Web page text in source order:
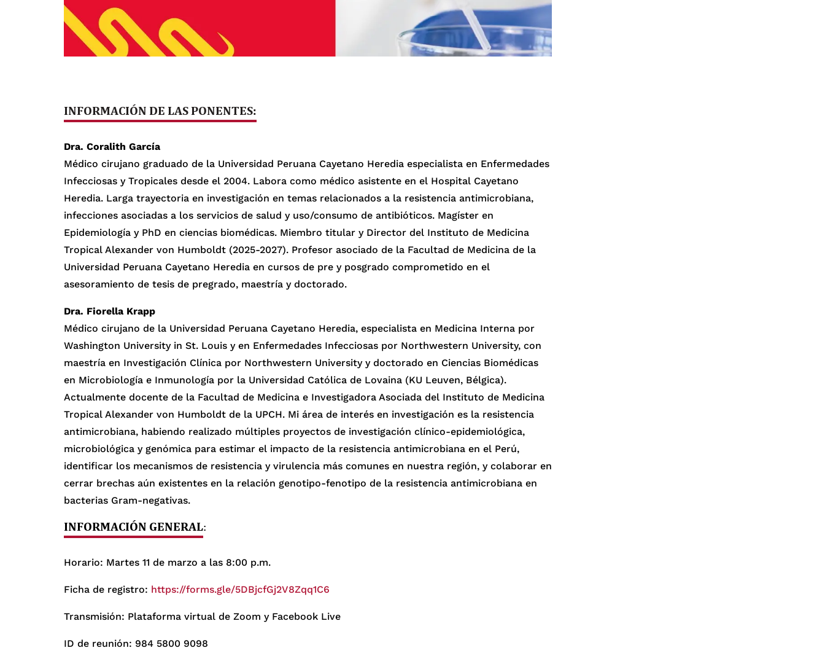
INFORMACIÓN DE LAS PONENTES:
Dra. Coralith García
Médico cirujano graduado de la Universidad Peruana Cayetano Heredia especialista en Enfermedades
Infecciosas y Tropicales desde el 2004. Labora como médico asistente en el Hospital Cayetano
Heredia. Larga trayectoria en investigación en temas relacionados a la resistencia antimicrobiana,
infecciones asociadas a los servicios de salud y uso/consumo de antibióticos. Magíster en
Epidemiología y PhD en ciencias biomédicas. Miembro titular y Director del Instituto de Medicina
Tropical Alexander von Humboldt (2025-2027). Profesor asociado de la Facultad de Medicina de la
Universidad Peruana Cayetano Heredia en cursos de pre y posgrado comprometido en el
asesoramiento de tesis de pregrado, maestría y doctorado.
Dra. Fiorella Krapp
Médico cirujano de la Universidad Peruana Cayetano Heredia, especialista en Medicina Interna por
Washington University in St. Louis y en Enfermedades Infecciosas por Northwestern University, con
maestría en Investigación Clínica por Northwestern University y doctorado en Ciencias Biomédicas
en Microbiología e Inmunología por la Universidad Católica de Lovaina (KU Leuven, Bélgica).
Actualmente docente de la Facultad de Medicina e Investigadora Asociada del Instituto de Medicina
Tropical Alexander von Humboldt de la UPCH. Mi área de interés en investigación es la resistencia
antimicrobiana, habiendo realizado múltiples proyectos de investigación clínico-epidemiológica,
microbiológica y genómica para estimar el impacto de la resistencia antimicrobiana en el Perú,
identificar los mecanismos de resistencia y virulencia más comunes en nuestra región, y colaborar en
cerrar brechas aún existentes en la relación genotipo-fenotipo de la resistencia antimicrobiana en
bacterias Gram-negativas.
INFORMACIÓN GENERAL:
Horario: Martes 11 de marzo a las 8:00 p.m.
Ficha de registro: https://forms.gle/5DBjcfGj2V8Zqq1C6
Transmisión: Plataforma virtual de Zoom y Facebook Live
ID de reunión: 984 5800 9098